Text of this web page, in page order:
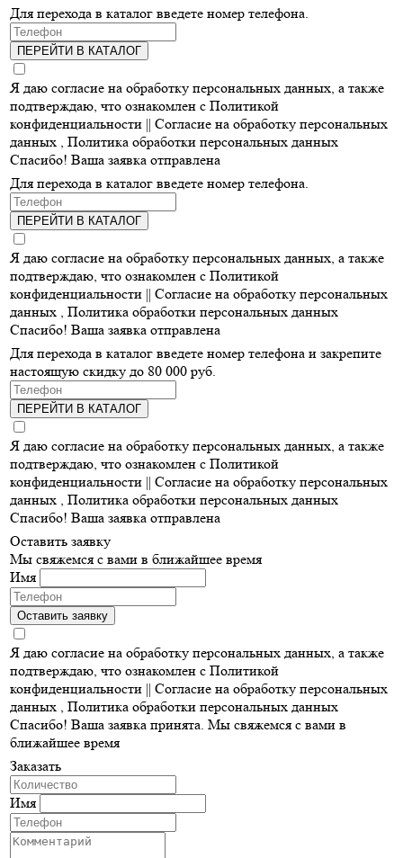
Для перехода в каталог введете номер телефона.
ПЕРЕЙТИ В КАТАЛОГ
Я даю согласие на обработку персональных данных, а также
подтверждаю, что ознакомлен с Политикой
конфиденциальности || Согласие на обработку персональных
данных , Политика обработки персональных данных
Спасибо! Ваша заявка отправлена
Для перехода в каталог введете номер телефона.
ПЕРЕЙТИ В КАТАЛОГ
Я даю согласие на обработку персональных данных, а также
подтверждаю, что ознакомлен с Политикой
конфиденциальности || Согласие на обработку персональных
данных , Политика обработки персональных данных
Спасибо! Ваша заявка отправлена
Для перехода в каталог введете номер телефона и закрепите
настоящую скидку до 80 000 руб.
ПЕРЕЙТИ В КАТАЛОГ
Я даю согласие на обработку персональных данных, а также
подтверждаю, что ознакомлен с Политикой
конфиденциальности || Согласие на обработку персональных
данных , Политика обработки персональных данных
Спасибо! Ваша заявка отправлена
Оставить заявку
Мы свяжемся с вами в ближайшее время
Имя
Оставить заявку
Я даю согласие на обработку персональных данных, а также
подтверждаю, что ознакомлен с Политикой
конфиденциальности || Согласие на обработку персональных
данных , Политика обработки персональных данных
Спасибо! Ваша заявка принята. Мы свяжемся с вами в
ближайшее время
Заказать
Имя